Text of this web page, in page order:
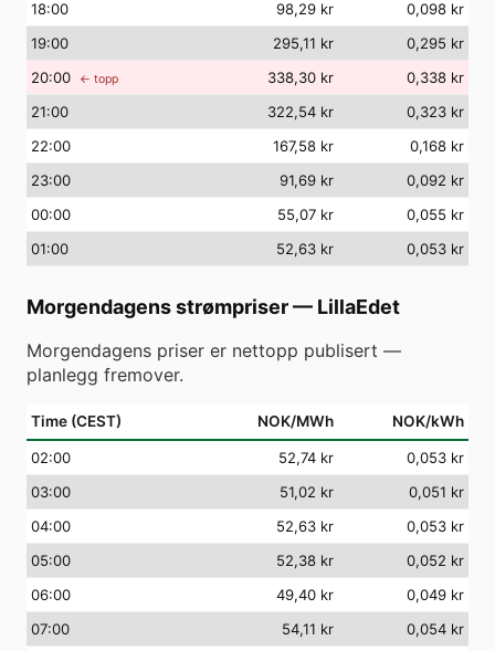
18:00 98,29 kr
0,098 kr
19:00 295,11 kr
0,295 kr
20:00 ← topp 338,30 kr
0,338 kr
21:00 322,54 kr
0,323 kr
22:00 167,58 kr
0,168 kr
23:00 91,69 kr
0,092 kr
00:00 55,07 kr
0,055 kr
01:00 52,63 kr 0,053 kr
Morgendagens strømpriser— LillaEdet
Morgendagens priser er nettopp publisert —
planlegg fremover.
Time (CEST) NOK/MWh NOK/kWh
02:00 52,74 kr
0,053 kr
03:00 51,02 kr
0,051 kr
04:00 52,63 kr
0,053 kr
05:00 52,38 kr
0,052 kr
06:00 49,40 kr
0,049 kr
07:00 54,11 kr
0,054 kr